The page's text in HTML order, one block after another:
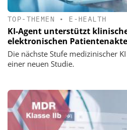
TOP-THEMEN • E-HEALTH
KI-Agent unterstützt
elektronischen
Die nächste Stufe medizinischer
einer neuen Studie.